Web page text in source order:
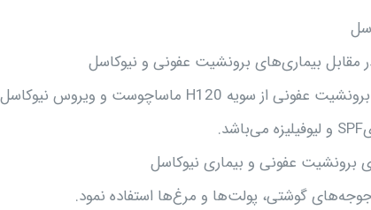
مقابل بیماری‌های برونشیت عفونی و نیوکاسل
ترکیب و توضیح: این واکسن حاوی ویروس زنده تخفیف حدت‌یافته برونشیت عفونی از سویه H120 ماساچوست و ویروس نیوکاسل
عفونی و بیماری نیوکاسل
جوجه‌های گوشتی، پولت‌ها و مرغ‌ها استفاده نمود.